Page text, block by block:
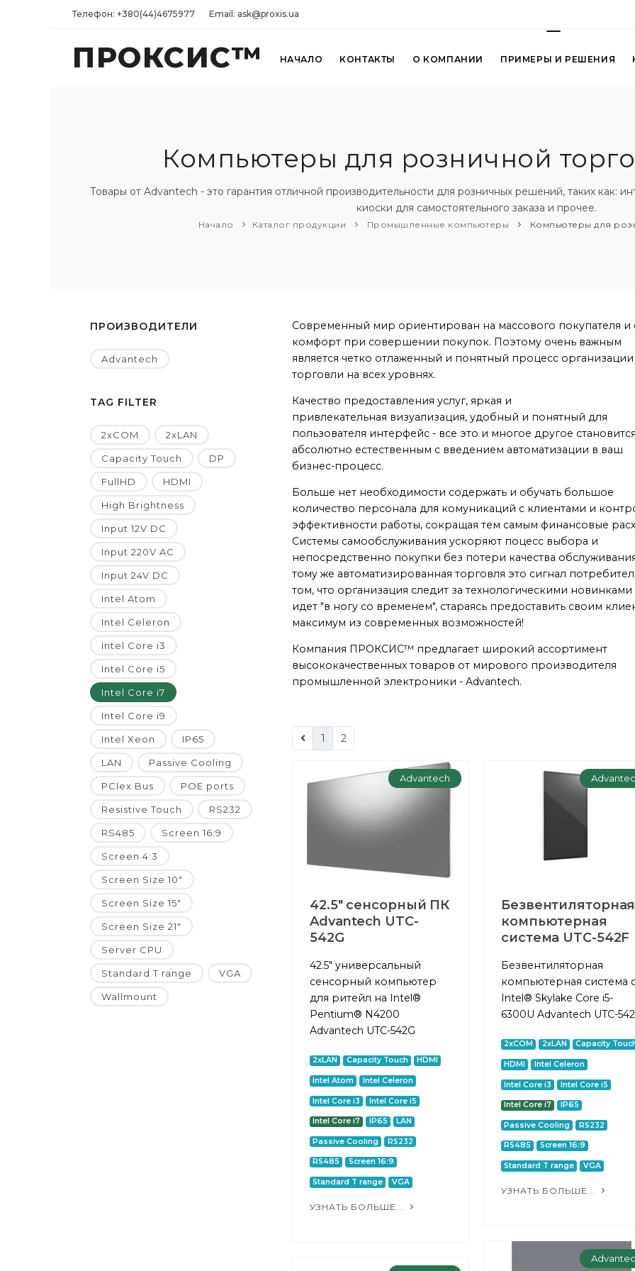
Телефон: +380(44)4675977 Email: ask@proxis.ua
ПРОКСИС™ НАЧАЛО КОНТАКТЫ О КОМПАНИИ ПРИМЕРЫ И РЕШЕНИЯ
Компьютеры для розничной
Товары от Advantech - это гарантия отличной производительности для розничных решений, таких как:
киоски для самостоятельного заказа и прочее.
Начало Каталог продукции Промышленные компьютеры Компьютеры для
ПРОИЗВОДИТЕЛИ
Advantech
TAG FILTER
2xCOM 2xLAN
Capacity Touch DP
FullHD HDMI
High Brightness
Input 12V DC
Input 220V AC
Input 24V DC
Intel Atom
Intel Celeron
Intel Core i3
Intel Core i5
Intel Core i7
Intel Core i9
Intel Xeon IP65
LAN Passive Cooling
PCIex Bus POE ports
Resistive Touch RS232
RS485 Screen 16:9
Screen 4:3
Screen Size 10"
Screen Size 15"
Screen Size 21"
Server CPU
Standard T range VGA
Wallmount
Современный мир ориентирован на массового покупателя и
комфорт при совершении покупок. Поэтому очень важным
является четко отлаженный и понятный процесс организации
торговли на всех уровнях.
Качество предоставления услуг, яркая и
привлекательная визуализация, удобный и понятный для
пользователя интерфейс - все это и многое другое
абсолютно естественным с введением автоматизации в ваш
бизнес-процесс.
Больше нет необходимости содержать и обучать большое
количество персонала для комуникаций с клиентами и
эффективности работы, сокращая тем самым финансовые
Системы самообслуживания ускоряют поцесс выбора и
непосредственно покупки без потери качества
тому же автоматизированная торговля это сигнал
том, что организация следит за технологическими новинками
идет "в ногу со временем", стараясь предоставить своим
максимум из современных возможностей!
Компания ПРОКСИС™ предлагает широкий ассортимент
высококачественных товаров от мирового производителя
промышленной электроники - Advantech.
1 2
Advantech
42.5" сенсорный ПК
Advantech UTC-
542G
42.5" универсальный
сенсорный компьютер
для ритейл на Intel®
Pentium® N4200
Advantech UTC-542G
2xLAN Capacity Touch HDMI
Intel Atom Intel Celeron
Intel Core i3 Intel Core i5
Intel Core i7 IP65 LAN
Passive Cooling RS232
RS485 Screen 16:9
Standard T range VGA
УЗНАТЬ БОЛЬШЕ...
Безвентиляторная
компьютерная
система UTC-542F
Безвентиляторная
компьютерная система
Intel® Skylake Core i5-
6300U Advantech UTC-
2xCOM 2xLAN Capacity
HDMI Intel Celeron
Intel Core i3 Intel Core i5
Intel Core i7 IP65
Passive Cooling RS232
RS485 Screen 16:9
Standard T range VGA
УЗНАТЬ БОЛЬШЕ...